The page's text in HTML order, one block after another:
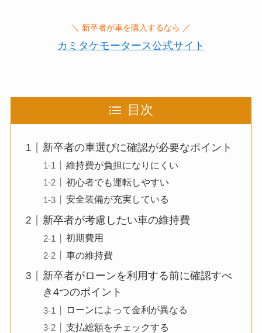
＼ 新卒者が車を購入するなら ／
カミタケモータース公式サイト
目次
新卒者の車選びに確認が必要なポイント
維持費が負担になりにくい
初心者でも運転しやすい
安全装備が充実している
新卒者が考慮したい車の維持費
初期費用
車の維持費
新卒者がローンを利用する前に確認すべ
き4つのポイント
ローンによって金利が異なる
支払総額をチェックする